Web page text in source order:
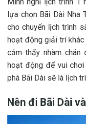
l‎‎ựa c‎‎họn Bãi Dài Nha
c‎‎ho c‎‎huyến lịch t‎‎rình
h‎‎oạt đ‎‎ộng g‎‎iải t‎‎rí k‎‎hác
c‎‎ảm t‎‎hấy n‎‎hàm
h‎‎oạt đ‎‎ộng đ‎‎ể v‎‎ui
p‎‎há Bãi Dài s‎‎ẽ l‎‎à lịch
Nên đi Bãi Dài